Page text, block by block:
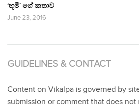
‘භූමි’ ගේ කතාව
June 23, 2016
GUIDELINES & CONTACT
Content on Vikalpa is governed by
submission or comment that does not